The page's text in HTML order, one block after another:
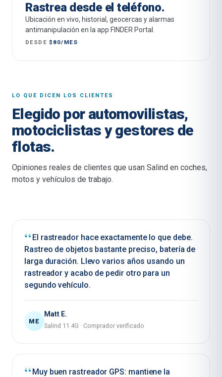
Rastrea desde el teléfono.
Ubicación en vivo, historial, geocercas y alarmas
antimanipulación en la app FINDER Portal.
DESDE $80/MES
LO QUE DICEN LOS CLIENTES
Elegido por automovilistas,
motociclistas y gestores de
flotas.
Opiniones reales de clientes que usan Salind en coches,
motos y vehículos de trabajo.
El rastreador hace exactamente lo que debe.
Rastreo de objetos bastante preciso, batería de
larga duración. Llevo varios años usando un
rastreador y acabo de pedir otro para un
segundo vehículo.
ME
Matt E.
Salind 11 4G · Comprador verificado
Muy buen rastreador GPS: mantiene la